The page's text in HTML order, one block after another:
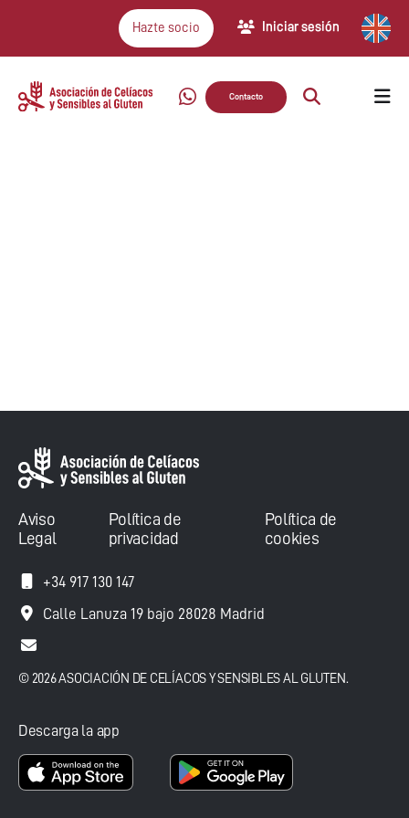
Hazte socio Iniciar sesión
Contacto
Aviso
Legal
Política de
privacidad
Política de
cookies
+34 917 130 147
Calle Lanuza 19 bajo 28028 Madrid
© 2026 ASOCIACIÓN DE CELÍACOS Y SENSIBLES AL GLUTEN.
Descarga la app